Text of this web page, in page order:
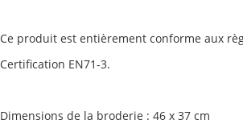
Ce produit est entièrement conforme aux
Certification EN71-3.
Dimensions de la broderie : 46 x 37 cm